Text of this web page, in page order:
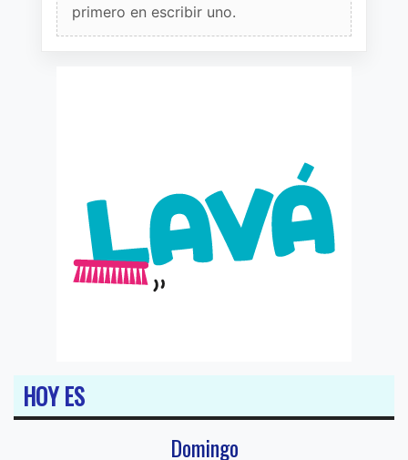
primero en escribir uno.
HOY ES
Domingo